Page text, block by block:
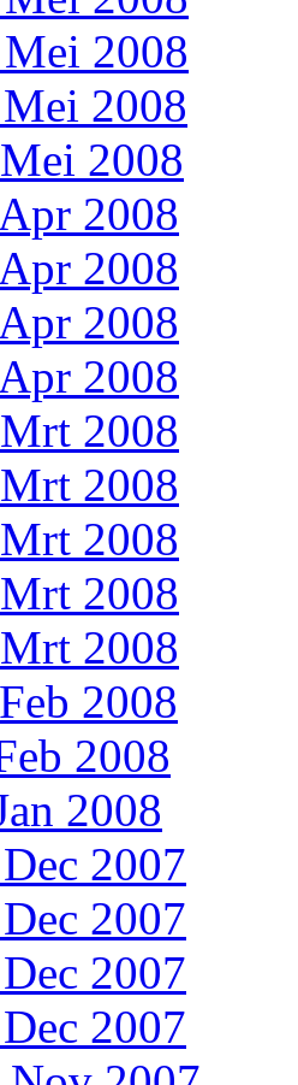
2008
2008
2008
2008
2008
2008
2008
2008
2008
2008
2008
2008
2008
2008
2008
2007
2007
2007
2007